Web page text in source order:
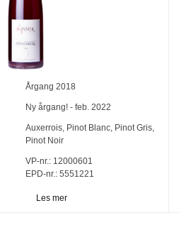
Årgang2018
Ny årgang! - feb. 2022
Auxerrois, Pinot Blanc, Pinot Gris,
Pinot Noir
VP-nr.: 12000601
EPD-nr.: 5551221
Les mer